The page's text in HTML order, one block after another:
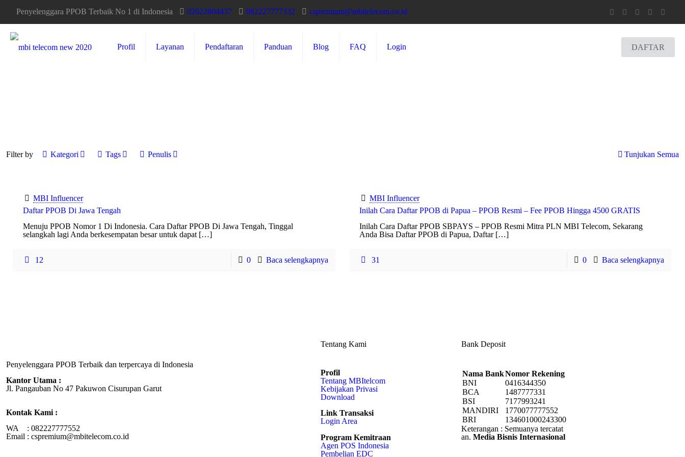
Penyelenggara PPOB Terbaik No 1 di Indonesia 02622804437 082227777332 cspremium@mbitelecom.co.id
Profil Layanan Pendaftaran Panduan Blog FAQ Login DAFTAR
Filter by Kategori Tags Penulis Tunjukan Semua
MBI Influencer
Daftar PPOB Di Jawa Tengah
Menuju PPOB Nomor 1 Di Indonesia. Cara Daftar PPOB Di Jawa Tengah, Tinggal
selangkah lagi Anda berkesempatan besar untuk dapat […]
12 0 Baca selengkapnya
MBI Influencer
Inilah Cara Daftar PPOB di Papua – PPOB Resmi – Fee PPOB Hingga 4500 GRATIS
Inilah Cara Daftar PPOB SBPAYS – PPOB Resmi Mitra PLN MBI Telecom, Sekarang
Anda Bisa Daftar PPOB di Papua, Daftar[…]
31 0 Baca selengkapnya
Penyelenggara PPOB Terbaik dan terpercaya di Indonesia
Kantor Utama :
Jl. Pangauban No 47 Pakuwon Cisurupan Garut
Kontak Kami :
WA : 082227777552
Email : cspremium@mbitelecom.co.id
Tentang Kami
Profil
Tentang MBItelcom
Kebijakan Privasi
Download
Link Transaksi
Login Area
Program Kemitraan
Agen POS Indonesia
Pembelian EDC
Bank Deposit
Nama BankNomor Rekening
BNI
0416344350
BCA
1487777331
BSI
7177993241
MANDIRI
1770077777552
BRI
134601000243300
Keterangan : Semuanya tercatat
an. Media Bisnis Internasional